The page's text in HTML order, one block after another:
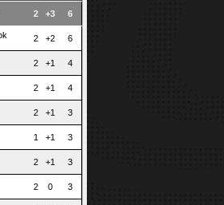
2 +3 6
2 +2 6
2 +1 4
2 +1 4
2 +1 3
1 +1 3
2 +1 3
2 0 3